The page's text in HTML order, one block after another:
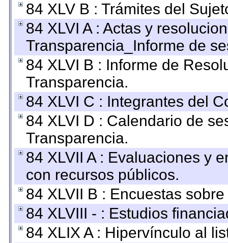
84 XLV B : Trámites del
84 XLVI A : Actas y
Transparencia_Informe de
84 XLVI B : Informe de
Transparencia.
84 XLVI C : Integrantes del
84 XLVI D : Calendario de
Transparencia.
84 XLVII A : Evaluaciones y
con recursos públicos.
84 XLVII B : Encuestas
84 XLVIII - : Estudios
84 XLIX A : Hipervínculo al